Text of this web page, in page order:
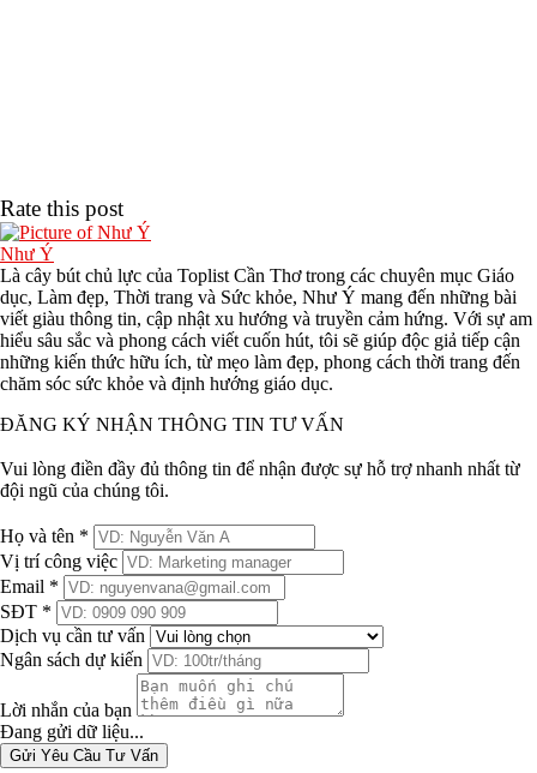
Rate this post
Như Ý
Là cây bút chủ lực của Toplist Cần Thơ trong các chuyên mục Giáo
dục, Làm đẹp, Thời trang và Sức khỏe, Như Ý mang đến những bài
viết giàu thông tin, cập nhật xu hướng và truyền cảm hứng. Với sự am
hiểu sâu sắc và phong cách viết cuốn hút, tôi sẽ giúp độc giả tiếp cận
những kiến thức hữu ích, từ mẹo làm đẹp, phong cách thời trang đến
chăm sóc sức khỏe và định hướng giáo dục.
ĐĂNG KÝ NHẬN THÔNG TIN TƯ VẤN
Vui lòng điền đầy đủ thông tin để nhận được sự hỗ trợ nhanh nhất từ
đội ngũ của chúng tôi.
Họ và tên *
Vị trí công việc
Email *
SĐT *
Dịch vụ cần tư vấn
Ngân sách dự kiến
Lời nhắn của bạn
Đang gửi dữ liệu...
Gửi Yêu Cầu Tư Vấn